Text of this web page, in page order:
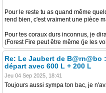
Pour le reste tu as quand même
rend bien, c'est vraiment une pièce
Pour tes coraux durs inconnus, je
(Forest Fire peut être même (je les
Re: Le Jaubert de B@rn@bo
départ avec 600 L + 200 L
Jeu 04 Sep 2025, 18:41
Toujours aussi sympa ton bac, je